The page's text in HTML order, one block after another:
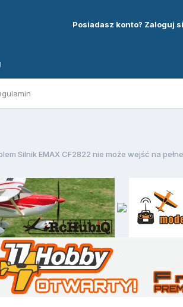
Posiadasz konto? Zaloguj
Silnik EMAX CF2822 nie może wejść na